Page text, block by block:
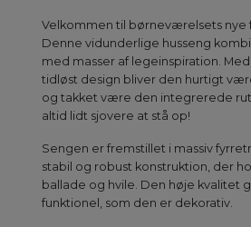
Velkommen til børneværelsets nye
Denne vidunderlige husseng
med masser af legeinspiration.
tidløst design bliver den hurtigt
og takket være den integrerede
altid lidt sjovere at stå op!
Sengen er fremstillet i massiv
stabil og robust konstruktion, der
ballade og hvile. Den høje kvalitet
funktionel, som den er dekorativ.